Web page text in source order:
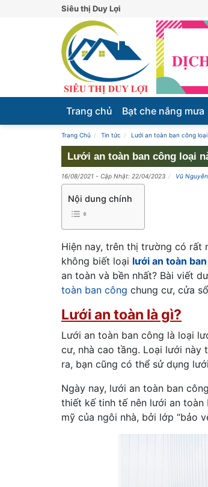
Siêu thị Duy Lợi
Trang chủ Bạt che nắng mưa
Trang Chủ Tin tức Lưới an toàn ban công
Lưới an toàn ban công loại
16/08/2021 - Cập Nhật: 22/04/2023 Vũ Nguyễn
Nội dung chính
Hiện nay, trên thị trường có rất
không biết loại lưới an toàn
an toàn và bền nhất? Bài viết
toàn ban công chung cư, cửa
Lưới an toàn là gì?
Lưới an toàn ban công là loại
cư, nhà cao tầng. Loại lưới
ra, bạn cũng có thể sử dụng
Ngày nay, lưới an toàn ban
thiết kế tinh tế nên lưới an
mỹ của ngôi nhà, bởi lớp “bảo